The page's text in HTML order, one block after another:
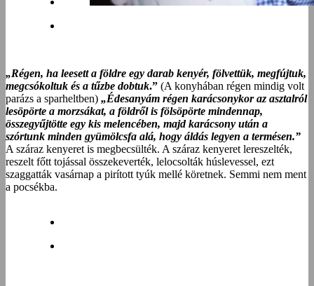
„Régen, ha leesett a földre egy darab kenyér, fölvettük, megfújtuk,
megcsókoltuk és a tűzbe dobtuk.” (A konyhában régen mindig volt
parázs a sparheltben) „Édesanyám régen karácsonykor az asztalról
lesöpörte a morzsákat, a földről is fölsöpörte mindennap,
összegyűjtötte egy kis melencében, majd karácsony után a
szórtunk minden gyümölcsfa alá, hogy áldás legyen a termésen.”
A száraz kenyeret is megbecsülték. A száraz kenyeret lereszelték,
reszelt főtt tojással összekeverték, lelocsolták húslevessel, ezt
szaggatták vasárnap a pirított tyúk mellé köretnek. Semmi nem ment
a pocsékba.